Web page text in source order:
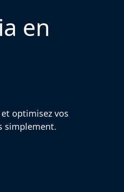
en
optimisez vos
simplement.